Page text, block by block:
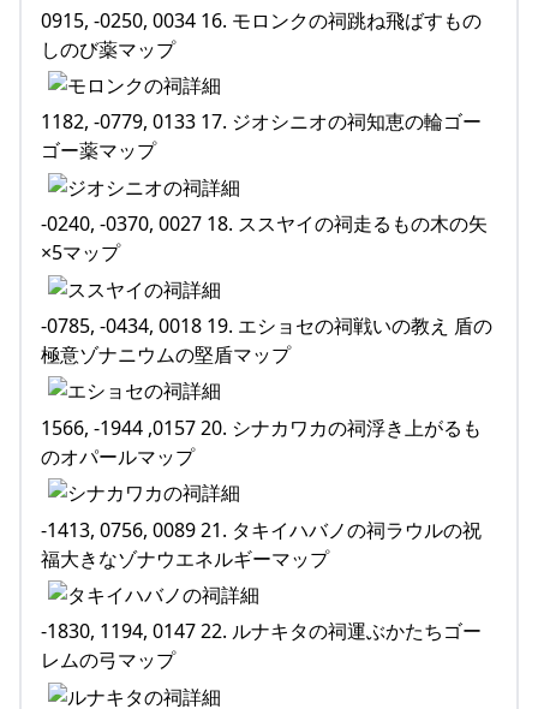
0915, -0250, 0034 16. モロンクの祠跳ね飛ばすもの
しのび薬マップ
1182, -0779, 0133 17. ジオシニオの祠知恵の輪ゴー
ゴー薬マップ
-0240, -0370, 0027 18. ススヤイの祠走るもの木の矢
×5マップ
-0785, -0434, 0018 19. エショセの祠戦いの教え 盾の
極意ゾナニウムの堅盾マップ
1566, -1944 ,0157 20. シナカワカの祠浮き上がるも
のオパールマップ
-1413, 0756, 0089 21. タキイハバノの祠ラウルの祝
福大きなゾナウエネルギーマップ
-1830, 1194, 0147 22. ルナキタの祠運ぶかたちゴー
レムの弓マップ